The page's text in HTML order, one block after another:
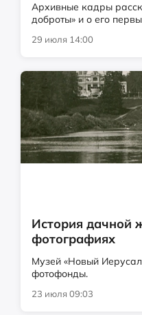
Архивные кадры
доброты» и о его
29 июля 14:00
История дачной
фотографиях
Музей «Новый
фотофонды.
23 июля 09:03